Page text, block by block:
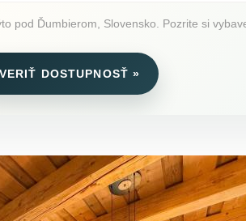
pod Ďumbierom, Slovensko. Pozrite si
DOSTUPNOSŤ »